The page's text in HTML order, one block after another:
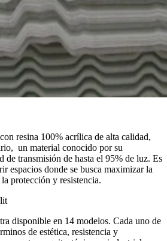
resina 100% acrílica de alta calidad,
un material conocido por su
de transmisión de hasta el 95% de luz. Es
espacios donde se busca maximizar la
protección y resistencia.
disponible en 14 modelos. Cada uno de
de estética, resistencia y